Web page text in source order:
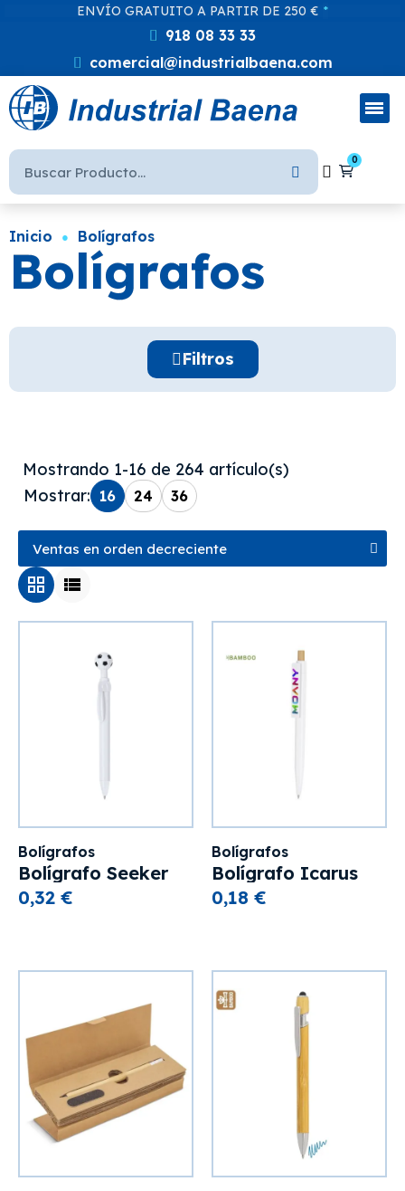
ENVÍO GRATUITO A PARTIR DE 250 € *
918 08 33 33
comercial@industrialbaena.com
Inicio Bolígrafos
Bolígrafos
Filtros
Mostrando 1-16 de 264 artículo(s)
Mostrar: 16 24 36
grid_view view_list
Bolígrafos
Bolígrafo Seeker
0,32 €
Bolígrafos
Bolígrafo Icarus
0,18 €